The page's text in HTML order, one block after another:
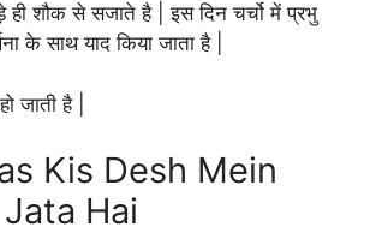
ही शौक से सजाते है | इस दिन चर्चो में प्रभु
के साथ याद किया जाता है |
जाती है |
Kis Desh Mein
Hai